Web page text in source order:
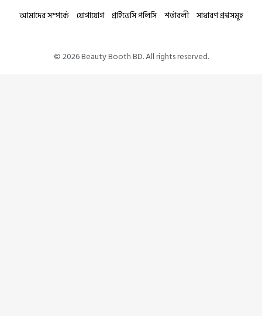
আমাদের সম্পর্কে যোগাযোগ প্রাইভেসি পলিসি শর্তাবলী সাধারণ প্রশ্নসমূহ
© 2026 Beauty Booth BD. All rights reserved.